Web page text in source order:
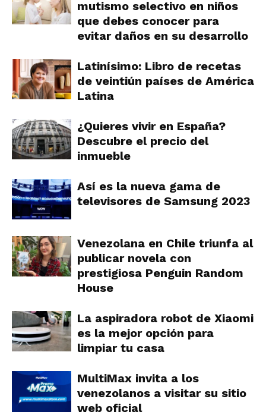
mutismo selectivo en niños
que debes conocer para
evitar daños en su desarrollo
Latinísimo: Libro de recetas
de veintiún países de América
Latina
¿Quieres vivir en España?
Descubre el precio del
inmueble
Así es la nueva gama de
televisores de Samsung 2023
Venezolana en Chile triunfa al
publicar novela con
prestigiosa Penguin Random
House
La aspiradora robot de Xiaomi
es la mejor opción para
limpiar tu casa
MultiMax invita a los
venezolanos a visitar su sitio
web oficial